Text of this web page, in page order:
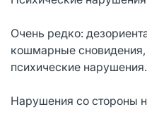
Очень редко:
кошмарные
психические нарушения.
Нарушения со стороны